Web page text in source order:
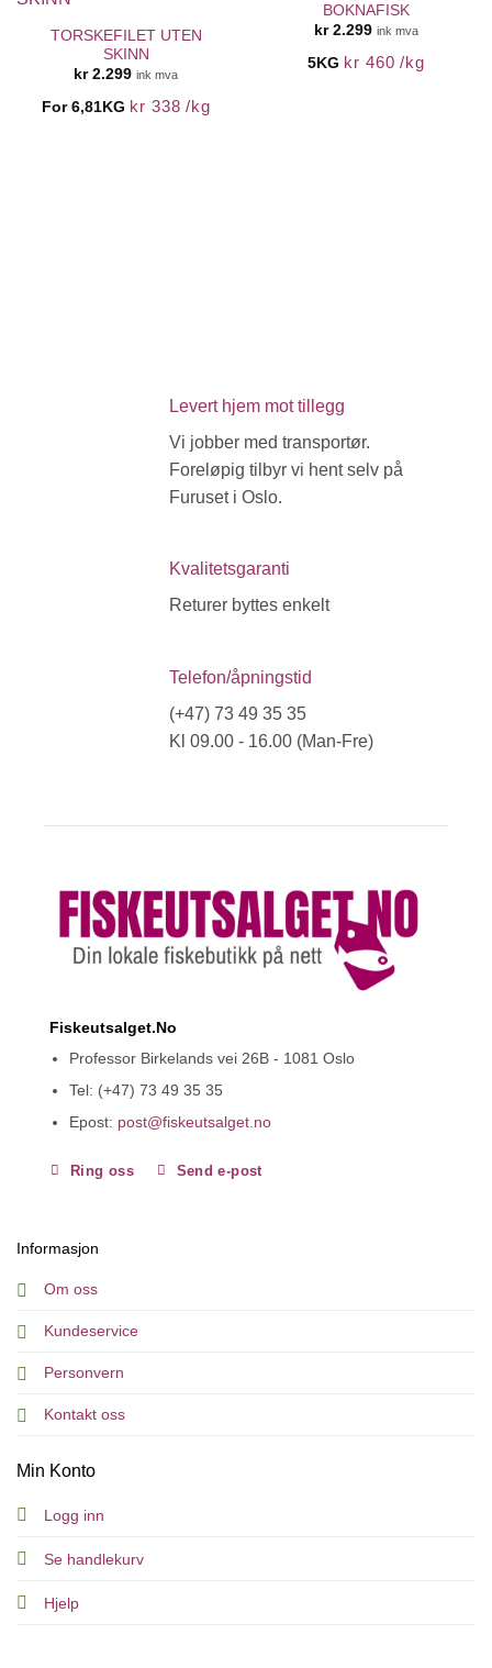
TORSKEFILET UTEN
SKINN
kr2.299 ink mva
For 6,81KG kr 338 /kg
BOKNAFISK
kr2.299 ink mva
5KG kr 460 /kg
Levert hjem mot tillegg
Vi jobber med transportør.
Foreløpig tilbyr vi hent selv på
Furuset i Oslo.
Kvalitetsgaranti
Returer byttes enkelt
Telefon/åpningstid
(+47) 73 49 35 35
Kl 09.00 - 16.00 (Man-Fre)
Fiskeutsalget.No
Professor Birkelands vei 26B - 1081 Oslo
Tel: (+47) 73 49 35 35
Epost: post@fiskeutsalget.no
Ring oss Send e-post
Informasjon
Om oss
Kundeservice
Personvern
Kontakt oss
Min Konto
Logg inn
Se handlekurv
Hjelp